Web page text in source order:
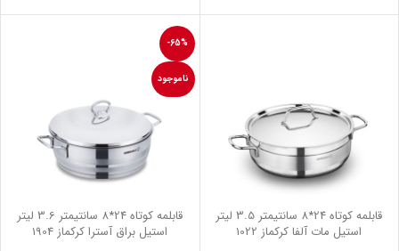
قابلمه کوتاه 24*8 سانتیمتر 3.5 لیتر
استیل مات آلفا کرکماز 1022
-65%
ناموجود
قابلمه کوتاه 24*8 سانتیمتر 3.6 لیتر
استیل براق آسترا کرکماز 1904